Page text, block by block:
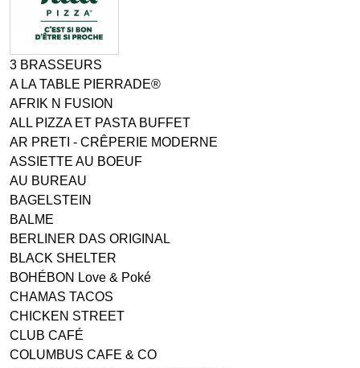
3 BRASSEURS
A LA TABLE PIERRADE®
AFRIK N FUSION
ALL PIZZA ET PASTA BUFFET
AR PRETI - CRÊPERIE MODERNE
ASSIETTE AU BOEUF
AU BUREAU
BAGELSTEIN
BALME
BERLINER DAS ORIGINAL
BLACK SHELTER
BOHÉBON Love & Poké
CHAMAS TACOS
CHICKEN STREET
CLUB CAFÉ
COLUMBUS CAFE & CO